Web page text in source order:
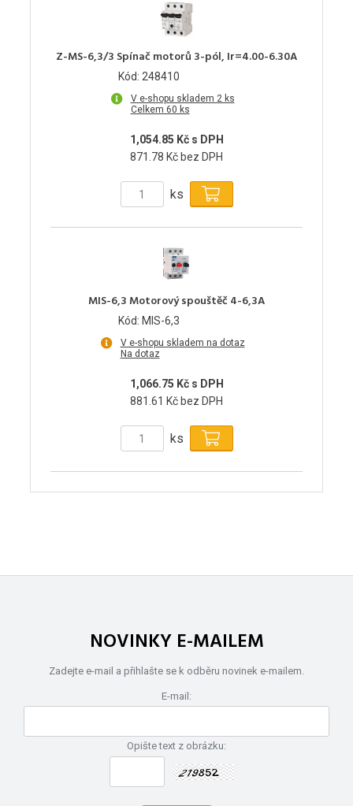
Z-MS-6,3/3 Spínač motorů 3-pól, Ir=4.00-6.30A
Kód: 248410
V e-shopu skladem 2 ks
Celkem 60 ks
1,054.85 Kč s DPH
871.78 Kč bez DPH
ks
MIS-6,3 Motorový spouštěč 4-6,3A
Kód: MIS-6,3
V e-shopu skladem na dotaz
Na dotaz
1,066.75 Kč s DPH
881.61 Kč bez DPH
ks
NOVINKY E-MAILEM
Zadejte e-mail a přihlašte se k odběru novinek e-mailem.
E-mail:
Opište text z obrázku: